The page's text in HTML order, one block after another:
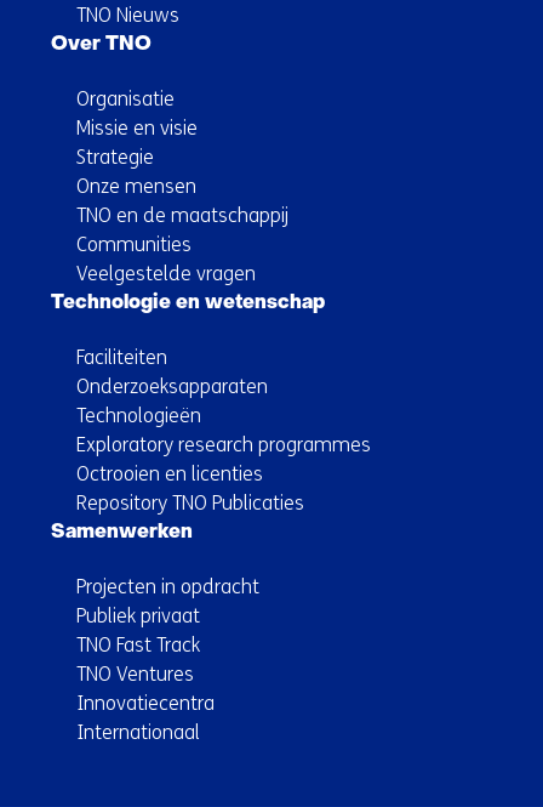
TNO Nieuws
Over TNO
Organisatie
Missie en visie
Strategie
Onze mensen
TNO en de maatschappij
Communities
Veelgestelde vragen
Technologie en wetenschap
Faciliteiten
Onderzoeksapparaten
Technologieën
Exploratory research programmes
Octrooien en licenties
Repository TNO Publicaties
Samenwerken
Projecten in opdracht
Publiek privaat
TNO Fast Track
TNO Ventures
Innovatiecentra
Internationaal